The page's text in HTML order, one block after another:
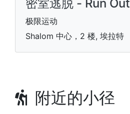
密室逃脱 - Run Out
极限运动
Shalom 中心，2 楼, 埃拉特
附近的小径